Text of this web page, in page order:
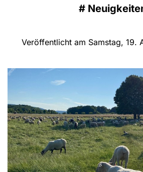
#
Veröffentlicht am Samstag, 19.